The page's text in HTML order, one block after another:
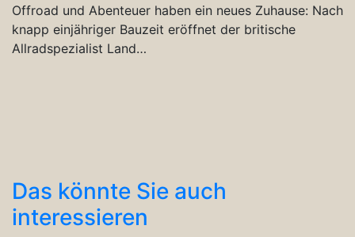
Offroad und Abenteuer haben ein neues Zuhause: Nach
knapp einjähriger Bauzeit eröffnet der britische
Allradspezialist Land…
Das könnte Sie auch
interessieren